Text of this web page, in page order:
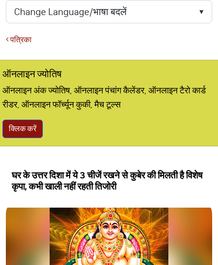
पत्रिका
ऑनलाइन ज्योतिष
ऑनलाइन अंक ज्योतिष, ऑनलाइन पंचांग कैलेंडर, ऑनलाइन टैरो कार्ड
रीडर, ऑनलाइन फॉर्च्यून कुकी, मैच टूल्स
क्लिक करें
घर के उत्तर दिशा में ये 3 चीजें रखने से कुबेर की मिलती है विशेष
कृपा, कभी खाली नहीं रहती तिजोरी